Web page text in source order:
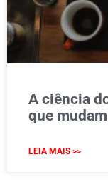
A ciência
que
LEIA MAIS >>